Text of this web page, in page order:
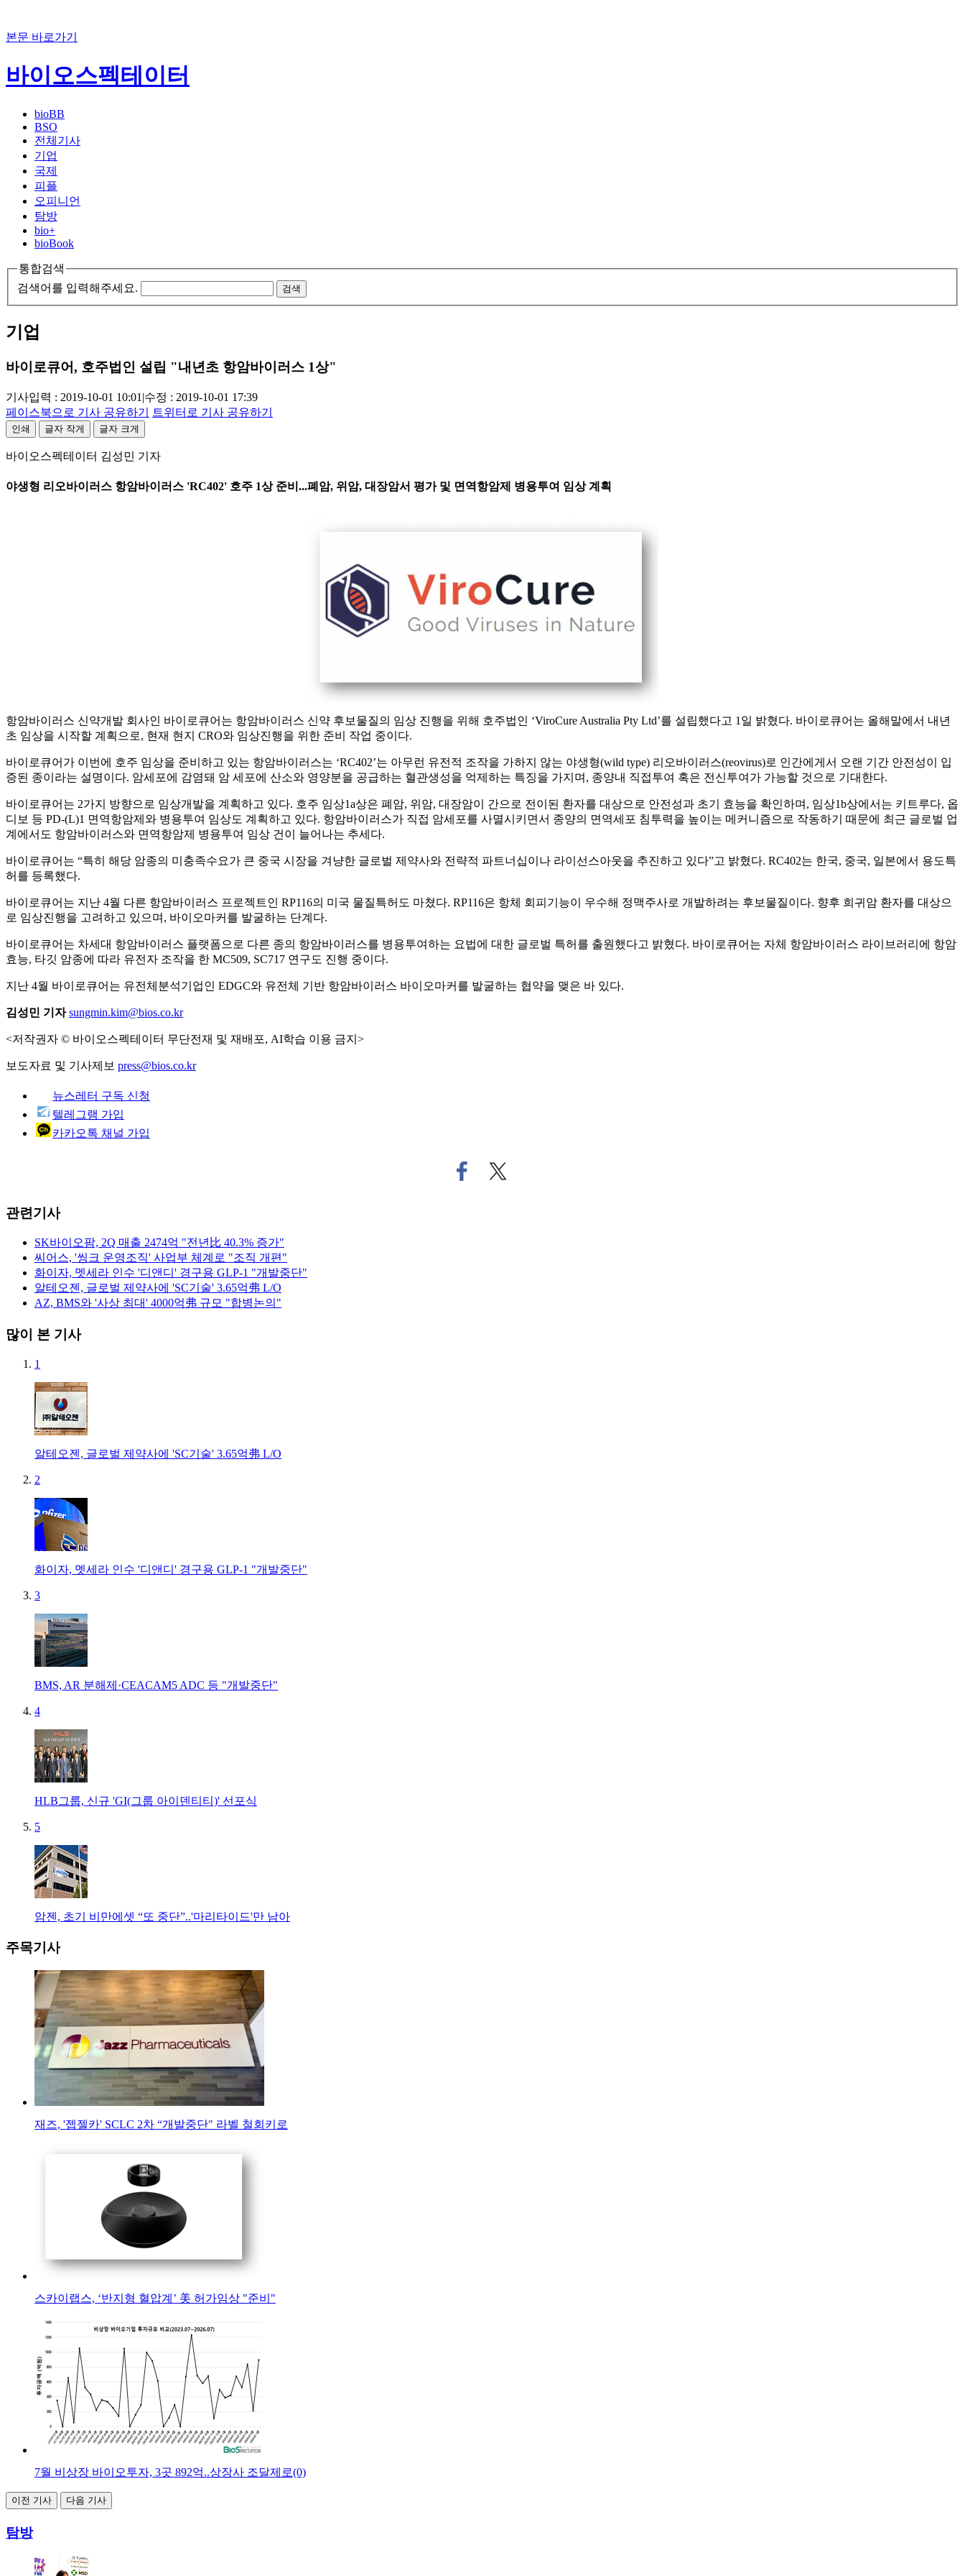
본문 바로가기
바이오스펙테이터
bioBB
BSO
전체기사
기업
국제
피플
오피니언
탐방
bio+
bioBook
통합검색
검색어를 입력해주세요.
검색
기업
바이로큐어, 호주법인 설립 "내년초 항암바이러스 1상"
기사입력 : 2019-10-01 10:01 |수정 : 2019-10-01 17:39
페이스북으로 기사 공유하기
트위터로 기사 공유하기
인쇄 글자 작게 글자 크게
바이오스펙테이터 김성민 기자
야생형 리오바이러스 항암바이러스 'RC402' 호주 1상 준비...폐암, 위암, 대장암서 평가 및 면역항암제 병용투여 임상 계획
항암바이러스 신약개발 회사인 바이로큐어는 항암바이러스 신약 후보물질의 임상 진행을 위해 호주법인 ‘ViroCure Australia Pty Ltd’를 설립했다고 1일 밝혔다. 바이로큐어는 올해말에서 내년
초 임상을 시작할 계획으로, 현재 현지 CRO와 임상진행을 위한 준비 작업 중이다.
바이로큐어가 이번에 호주 임상을 준비하고 있는 항암바이러스는 ‘RC402’는 아무런 유전적 조작을 가하지 않는 야생형(wild type) 리오바이러스(reovirus)로 인간에게서 오랜 기간 안전성이 입
증된 종이라는 설명이다. 암세포에 감염돼 암 세포에 산소와 영양분을 공급하는 혈관생성을 억제하는 특징을 가지며, 종양내 직접투여 혹은 전신투여가 가능할 것으로 기대한다.
바이로큐어는 2가지 방향으로 임상개발을 계획하고 있다. 호주 임상1a상은 폐암, 위암, 대장암이 간으로 전이된 환자를 대상으로 안전성과 초기 효능을 확인하며, 임상1b상에서는 키트루다, 옵
디보 등 PD-(L)1 면역항암제와 병용투여 임상도 계획하고 있다. 항암바이러스가 직접 암세포를 사멸시키면서 종양의 면역세포 침투력을 높이는 메커니즘으로 작동하기 때문에 최근 글로벌 업
계에서도 항암바이러스와 면역항암제 병용투여 임상 건이 늘어나는 추세다.
바이로큐어는 “특히 해당 암종의 미충족수요가 큰 중국 시장을 겨냥한 글로벌 제약사와 전략적 파트너십이나 라이선스아웃을 추진하고 있다”고 밝혔다. RC402는 한국, 중국, 일본에서 용도특
허를 등록했다.
바이로큐어는 지난 4월 다른 항암바이러스 프로젝트인 RP116의 미국 물질특허도 마쳤다. RP116은 항체 회피기능이 우수해 정맥주사로 개발하려는 후보물질이다. 향후 희귀암 환자를 대상으
로 임상진행을 고려하고 있으며, 바이오마커를 발굴하는 단계다.
바이로큐어는 차세대 항암바이러스 플랫폼으로 다른 종의 항암바이러스를 병용투여하는 요법에 대한 글로벌 특허를 출원했다고 밝혔다. 바이로큐어는 자체 항암바이러스 라이브러리에 항암
효능, 타깃 암종에 따라 유전자 조작을 한 MC509, SC717 연구도 진행 중이다.
지난 4월 바이로큐어는 유전체분석기업인 EDGC와 유전체 기반 항암바이러스 바이오마커를 발굴하는 협약을 맺은 바 있다.
김성민 기자 sungmin.kim@bios.co.kr
<저작권자 © 바이오스펙테이터 무단전재 및 재배포, AI학습 이용 금지>
보도자료 및 기사제보 press@bios.co.kr
뉴스레터 구독 신청
텔레그램 가입
카카오톡 채널 가입
페
이
트
위
관련기사
SK바이오팜, 2Q 매출 2474억 "전년比 40.3% 증가"
씨어스, '씽크 운영조직' 사업부 체계로 "조직 개편"
화이자, 멧세라 인수 '디앤디' 경구용 GLP-1 "개발중단"
알테오젠, 글로벌 제약사에 'SC기술' 3.65억弗 L/O
AZ, BMS와 '사상 최대' 4000억弗 규모 "합병논의"
많이 본 기사
1
알테오젠, 글로벌 제약사에 'SC기술' 3.65억弗 L/O
2
화이자, 멧세라 인수 '디앤디' 경구용 GLP-1 "개발중단"
3
BMS, AR 분해제·CEACAM5 ADC 등 "개발중단"
4
HLB그룹, 신규 'GI(그룹 아이덴티티)' 선포식
5
암젠, 초기 비만에셋 “또 중단”..'마리타이드'만 남아
주목기사
재즈, '젭젤카' SCLC 2차 “개발중단" 라벨 철회키로
스카이랩스, ‘반지형 혈압계’ 美 허가임상 "준비"
7월 비상장 바이오투자, 3곳 892억..상장사 조달제로(0)
이전 기사 다음 기사
탐방